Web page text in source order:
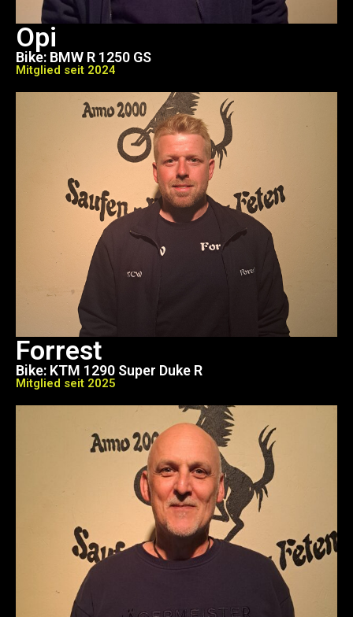
Opi
Bike: BMW R 1250 GS
Mitglied seit 2024
Forrest
Bike: KTM 1290 Super Duke R
Mitglied seit 2025